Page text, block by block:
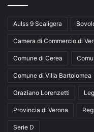
Aulss 9 Scaligera
Camera di Commercio di
Comune di Cerea
Comune di Villa Bartolomea
Graziano Lorenzetti
Provincia di Verona
Serie D